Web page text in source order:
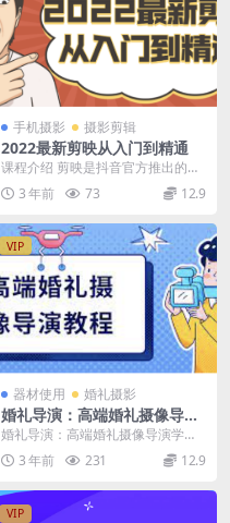
手机摄影 摄影剪辑
2022最新剪映从入门到精通
课程介绍 剪映是抖音官方推出的一
款手机视频编辑剪辑应用。带有全
面的剪辑功能，支持...
3 年前 73 12.9
VIP
器材使用 婚礼摄影
婚礼导演：高端婚礼摄像导演
学习教程(16课)
婚礼导演：高端婚礼摄像导演学习
教程(16课) 课程介绍 婚礼拍摄时一
种感染幸福的...
3 年前 231 12.9
VIP